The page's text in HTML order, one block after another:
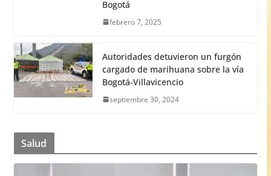
Bogotá
febrero 7, 2025
Autoridades detuvieron un furgón
cargado de marihuana sobre la vía
Bogotá-Villavicencio
septiembre 30, 2024
Salud